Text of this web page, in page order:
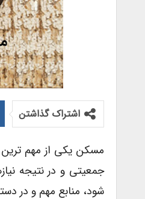
اشتراک گذاشتن
مسکن یکی از مهم ترین
جمعیتی و در نتیجه
شود، منابع مهم و در